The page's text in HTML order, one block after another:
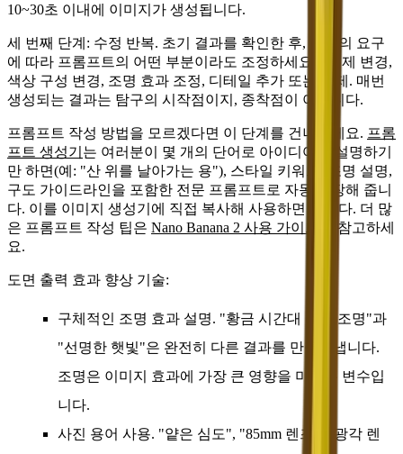
10~30초 이내에 이미지가 생성됩니다.
세 번째 단계: 수정 반복. 초기 결과를 확인한 후, 자신의 요구
에 따라 프롬프트의 어떤 부분이라도 조정하세요—주제 변경,
색상 구성 변경, 조명 효과 조정, 디테일 추가 또는 삭제. 매번
생성되는 결과는 탐구의 시작점이지, 종착점이 아닙니다.
프롬프트 작성 방법을 모르겠다면 이 단계를 건너뛰세요. 프롬
프트 생성기 는 여러분이 몇 개의 단어로 아이디어를 설명하기
만 하면(예: "산 위를 날아가는 용"), 스타일 키워드, 조명 설명,
구도 가이드라인을 포함한 전문 프롬프트로 자동 확장해 줍니
다. 이를 이미지 생성기에 직접 복사해 사용하면 됩니다. 더 많
은 프롬프트 작성 팁은 Nano Banana 2 사용 가이드
을 참고하세
요.
도면 출력 효과 향상 기술:
구체적인 조명 효과 설명. "황금 시간대 측면 조명"과
"선명한 햇빛"은 완전히 다른 결과를 만들어냅니다.
조명은 이미지 효과에 가장 큰 영향을 미치는 변수입
니다.
사진 용어 사용. "얕은 심도", "85mm 렌즈", "광각 렌